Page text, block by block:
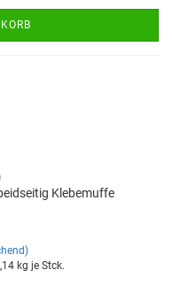
Kle­be­muf­fe
kg je Stck.